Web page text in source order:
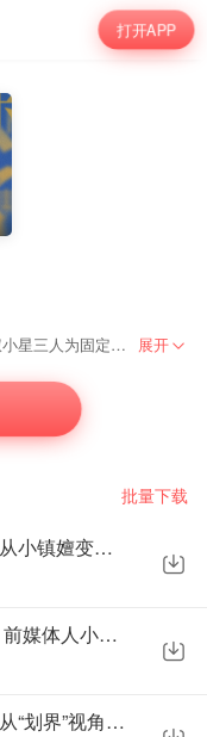
打开APP
《东亚观察局》是由主播梵一如、沙青青、权小星三人为固定成员的对谈聊天节目，聚焦以中日韩三国为核心的“东亚地区”的热点话题、文化现象以及历史趣闻。 展开
批量下载
294 韩牛、普拉提和相亲评级：从小镇嬗变看韩国半导体热
292 三十岁留日从零开始学设计 前媒体人小董的未来预想？
291 不变的江河，变化的边境：从“划界”视角回看东北亚近代史